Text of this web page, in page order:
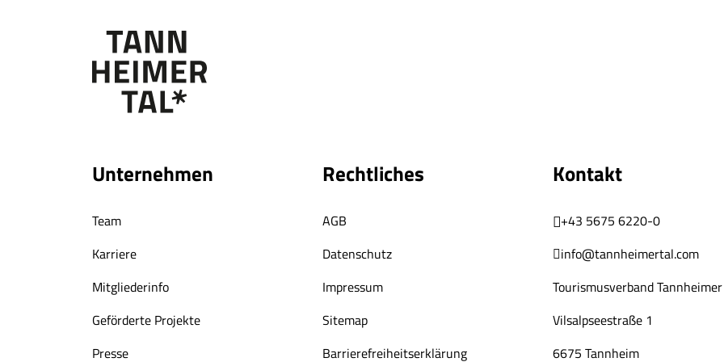
Unternehmen
Team
Karriere
Mitgliederinfo
Geförderte Projekte
Presse
Rechtliches
AGB
Datenschutz
Impressum
Sitemap
Barrierefreiheitserklärung
Kontakt
+43 5675 6220-0
info@tannheimertal.com
Tourismusverband
Vilsalpseestraße 1
6675 Tannheim